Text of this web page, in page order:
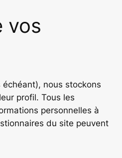
vos
échéant), nous stockons
profil. Tous les
personnelles à
du site peuvent